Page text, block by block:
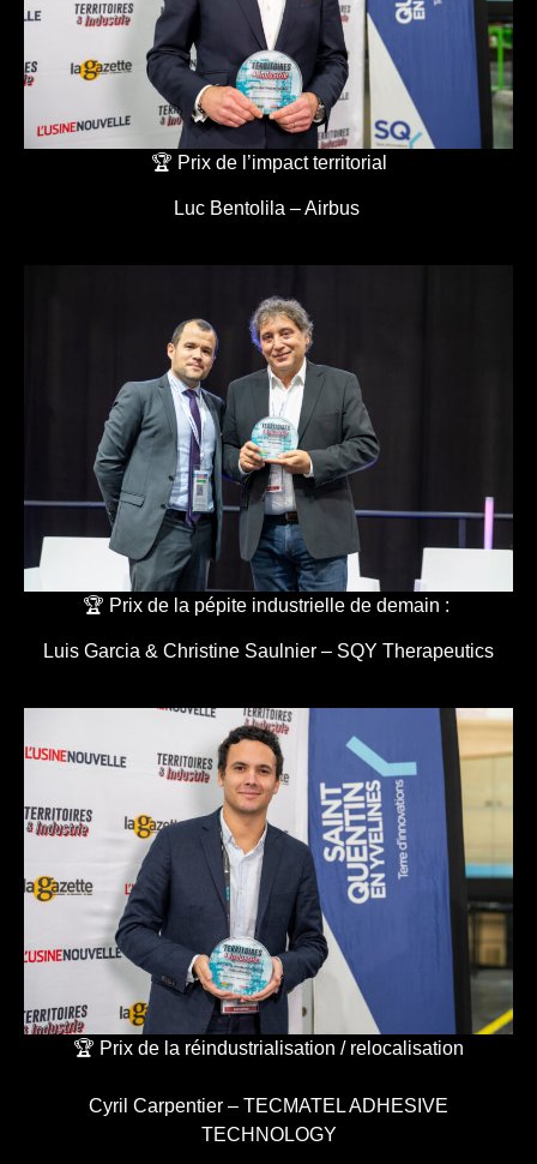
🏆 Prix de l’impact territorial
Luc Bentolila – Airbus
🏆 Prix de la pépite industrielle de demain :
Luis Garcia & Christine Saulnier – SQY Therapeutics
🏆 Prix de la réindustrialisation / relocalisation
Cyril Carpentier – TECMATEL ADHESIVE
TECHNOLOGY